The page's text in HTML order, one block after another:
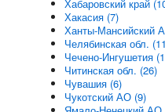
Хабаровский край
Хакасия (7)
Ханты-Мансийский
Челябинская обл.
Чечено-Ингушетия
Читинская обл. (26)
Чувашия (6)
Чукотский АО (9)